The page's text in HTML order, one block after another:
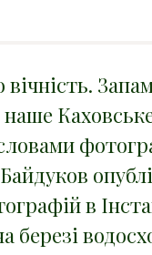
в
березі